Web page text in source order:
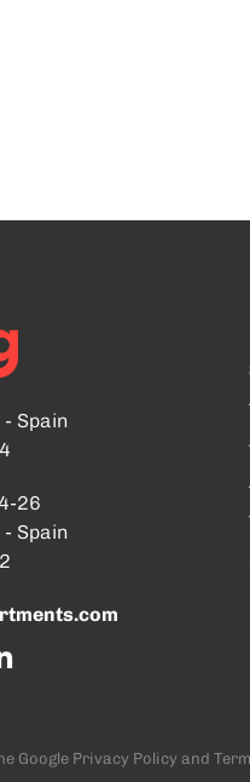
Spain
26
Spain
Google Privacy Policy and